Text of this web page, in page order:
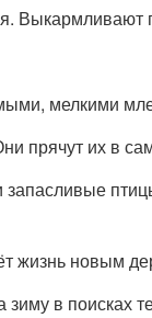
Выкармливают
мелкими
прячут их в
жизнь новым
в поисках